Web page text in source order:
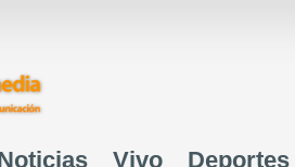
Vivo Deportes